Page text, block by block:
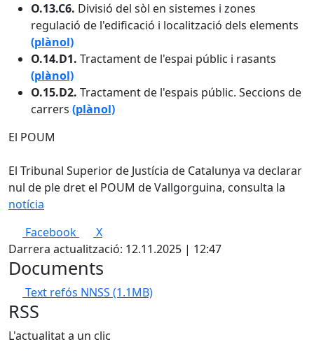
O.13.C6. Divisió del sòl en sistemes i zones
regulació de l'edificació i localització dels elements
(plànol)
O.14.D1. Tractament de l'espai públic i rasants
(plànol)
O.15.D2. Tractament de l'espais públic. Seccions de
carrers (plànol)
El POUM
El Tribunal Superior de Justícia de Catalunya va declarar
nul de ple dret el POUM de Vallgorguina, consulta la
notícia
Facebook
X
Darrera actualització: 12.11.2025 | 12:47
Documents
Text refós NNSS (1.1MB)
RSS
L'actualitat a un clic